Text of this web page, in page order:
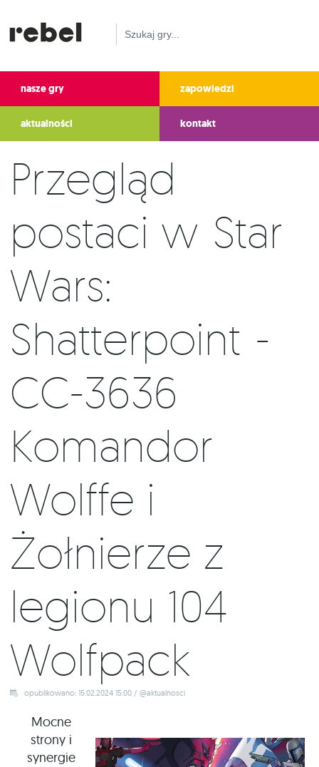
nasze gry zapowiedzi
aktualności kontakt
Przegląd
postaci w Star
Wars:
Shatterpoint -
CC-3636
Komandor
Wolffe i
Żołnierze z
legionu 104
Wolfpack
opublikowano: 15.02.2024 15:00 / @aktualnosci
Mocne
strony i
synergie